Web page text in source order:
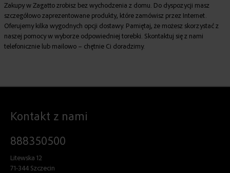
Zakupy w Zagatto zrobisz bez wychodzenia z domu. Do dyspozycji masz
szczegółowo zaprezentowane produkty, które zamówisz przez Internet.
Oferujemy kilka wygodnych opcji dostawy. Pamiętaj, że możesz skorzystać z
naszej pomocy w wyborze odpowiedniej torebki. Skontaktuj się z nami
telefonicznie lub mailowo – chętnie Ci doradzimy.
Kontakt z nami
888350500
Litewska 12
71-344 Szczecin